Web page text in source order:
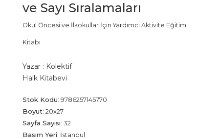
ve Sayı Sıralamaları
Okul Öncesi ve İlkokullar İçin Yardımcı Aktivite Eğitim
Kitabı
Yazar : Kolektif
Halk Kitabevi
Stok Kodu: 9786257145770
Boyut: 20x27
Sayfa Sayısı: 32
Basım Yeri: İstanbul